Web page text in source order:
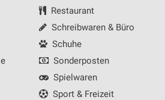
Restaurant
Schreibwaren & Büro
Schuhe
Sonderposten
Spielwaren
Sport & Freizeit